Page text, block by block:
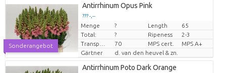
Sonderangebot
Antirrhinum Opus Pink
??? -,--
Preis pro Stück
Menge ? Length
65
Total:
? Ripeness
2-3
70 MPS cert.
MPS A+
Gärtner
d. van den heuvel & zn.
Antirrhinum Poto Dark Orange